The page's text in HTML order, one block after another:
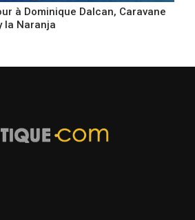
à Dominique Dalcan, Caravane
la Naranja